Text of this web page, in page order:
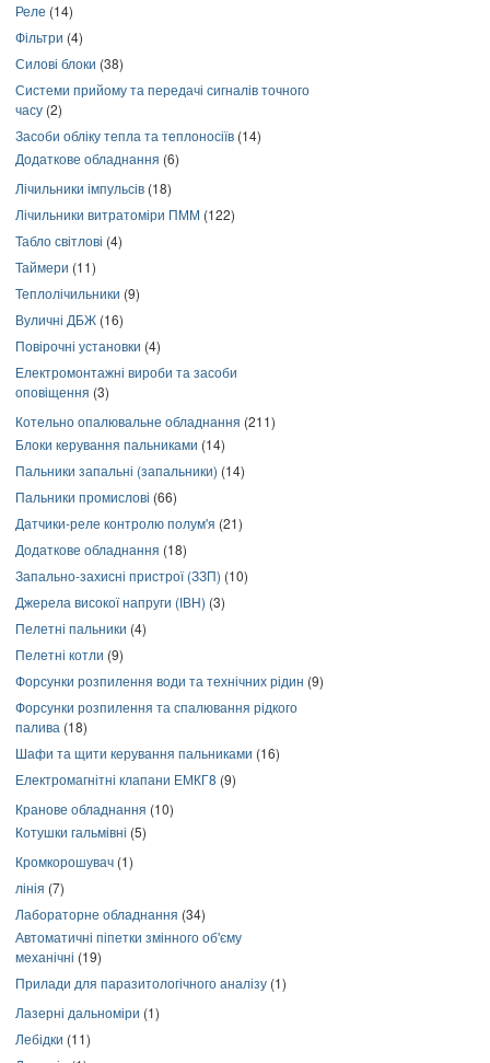
Реле (14)
Фільтри (4)
Силові блоки (38)
Системи прийому та передачі сигналів точного
часу (2)
Засоби обліку тепла та теплоносіїв (14)
Додаткове обладнання (6)
Лічильники імпульсів (18)
Лічильники витратоміри ПММ (122)
Табло світлові (4)
Таймери (11)
Теплолічильники (9)
Вуличні ДБЖ (16)
Повірочні установки (4)
Електромонтажні вироби та засоби
оповіщення (3)
Котельно опалювальне обладнання (211)
Блоки керування пальниками (14)
Пальники запальні (запальники) (14)
Пальники промислові (66)
Датчики-реле контролю полум'я (21)
Додаткове обладнання (18)
Запально-захисні пристрої (ЗЗП) (10)
Джерела високої напруги (ІВН) (3)
Пелетні пальники (4)
Пелетні котли (9)
Форсунки розпилення води та технічних рідин (9)
Форсунки розпилення та спалювання рідкого
палива (18)
Шафи та щити керування пальниками (16)
Електромагнітні клапани ЕМКГ8 (9)
Кранове обладнання (10)
Котушки гальмівні (5)
Кромкорошувач (1)
лінія (7)
Лабораторне обладнання (34)
Автоматичні піпетки змінного об'єму
механічні (19)
Прилади для паразитологічного аналізу (1)
Лазерні дальноміри (1)
Лебідки (11)